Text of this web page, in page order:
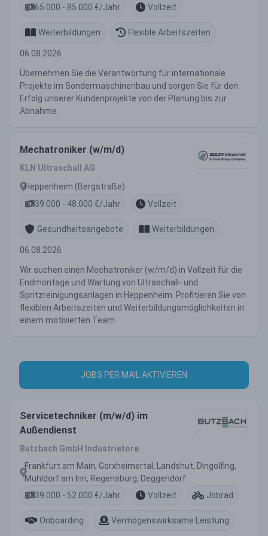
65.000 - 85.000 €/Jahr
Vollzeit
Weiterbildungen Flexible Arbeitszeiten
06.08.2026
Übernehmen Sie die Verantwortung für internationale
Projekte im Sondermaschinenbau und sorgen Sie für den
Erfolg unserer Kundenprojekte von der Planung bis zur
Abnahme.
Mechatroniker (w/m/d)
KLN Ultraschall AG
Heppenheim (Bergstraße)
39.000 - 48.000 €/Jahr
Vollzeit
Gesundheitsangebote Weiterbildungen
06.08.2026
Wir suchen einen Mechatroniker (w/m/d) in Vollzeit für die
Endmontage und Wartung von Ultraschall- und
Spritzreinigungsanlagen in Heppenheim. Profitieren Sie von
flexiblen Arbeitszeiten und Weiterbildungsmöglichkeiten in
einem motivierten Team.
JOBS PER MAIL AKTIVIEREN
Servicetechniker (m/w/d) im
Außendienst
Butzbach GmbH Industrietore
Frankfurt am Main, Gorxheimertal, Landshut, Dingolfing,
Mühldorf am Inn, Regensburg, Deggendorf
39.000 - 52.000 €/Jahr
Vollzeit Jobrad
Onboarding Vermögenswirksame Leistung